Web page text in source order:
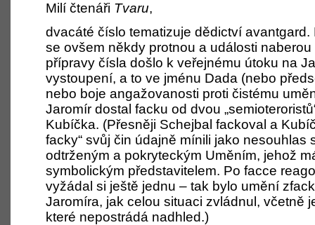
Milí čtenáři Tvaru,
dvacáté číslo tematizuje dědictví
se ovšem někdy protnou a události
přípravy čísla došlo k veřejnému útoku na
vystoupení, a to ve jménu Dada (nebo
nebo boje angažovanosti proti čistému
Jaromír dostal facku od dvou
Kubíčka. (Přesněji Schejbal fackoval a
facky“ svůj čin údajně mínili jako nesouhlas
odtrženým a pokryteckým Uměním, jehož
symbolickým představitelem. Po facce
vyžádal si ještě jednu – tak bylo umění
Jaromíra, jak celou situaci zvládnul, včetně
které nepostrádá nadhled.)